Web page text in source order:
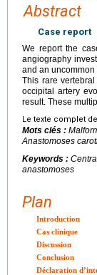
Abstract
Case report
We report the
angiography
and an
This rare
occipital artery
result. These
Le texte complet
Mots clés :
Anastomoses
Keywords :
anastomoses
Plan
Introduction
Cas clinique
Discussion
Conclusion
Déclaration